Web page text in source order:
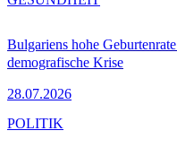
Bulgariens hohe
demografische Krise
28.07.2026
POLITIK